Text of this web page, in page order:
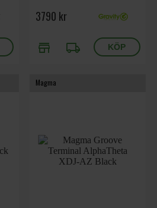
3790 kr
store local_shipping
Magma